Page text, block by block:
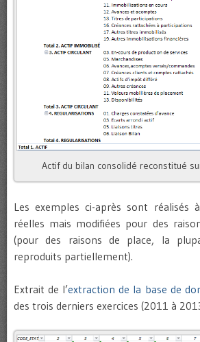
Actif du bilan consolidé reconstitué
Les exemples ci-après sont réalisés
réelles mais modifiées pour des
(pour des raisons de place, la
reproduits partiellement).
Extrait de l’extraction de la base de
des trois derniers exercices (2011 à